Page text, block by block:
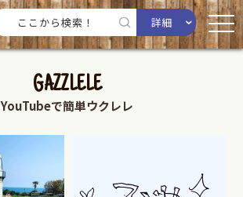
詳細
GAZZLELE
YouTubeで簡単ウクレレ